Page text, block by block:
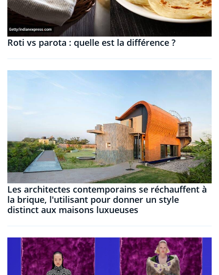
Roti vs parota : quelle est la différence ?
Les architectes contemporains se réchauffent à
la brique, l'utilisant pour donner un style
distinct aux maisons luxueuses